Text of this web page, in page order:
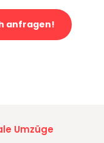
anfragen!
Umzüge